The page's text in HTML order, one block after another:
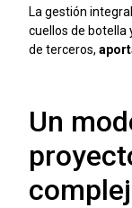
La gestión
cuellos de botella
de terceros,
Un